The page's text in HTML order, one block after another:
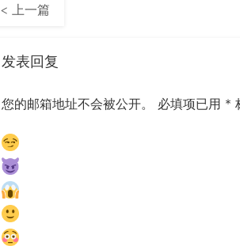
< 上一篇
发表回复
您的邮箱地址不会被公开。 必填项已用 *